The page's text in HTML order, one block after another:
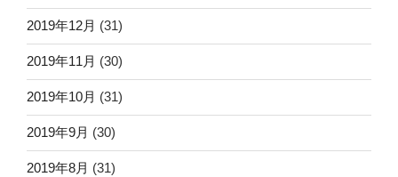
2019年12月 (31)
2019年11月 (30)
2019年10月 (31)
2019年9月 (30)
2019年8月 (31)